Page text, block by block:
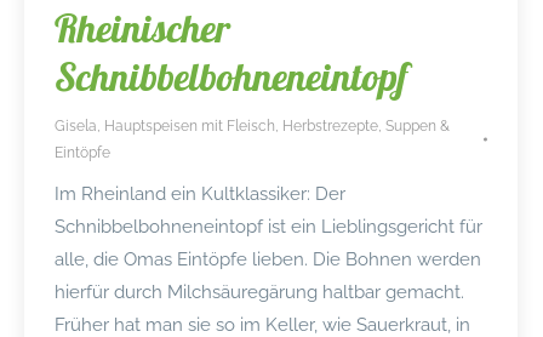
Rheinischer
Schnibbelbohneneintopf
Gisela Hauptspeisen mit Fleisch Herbstrezepte Suppen &
Eintöpfe
Im Rheinland ein Kultklassiker: Der
Schnibbelbohneneintopf ist ein Lieblingsgericht für
alle, die Omas Eintöpfe lieben. Die Bohnen werden
hierfür durch Milchsäuregärung haltbar gemacht.
Früher hat man sie so im Keller, wie Sauerkraut, in